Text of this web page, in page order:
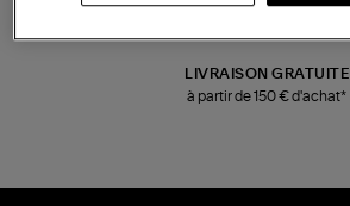
LIVRAISON GRATUITE
à partir de 150 € d'achat*